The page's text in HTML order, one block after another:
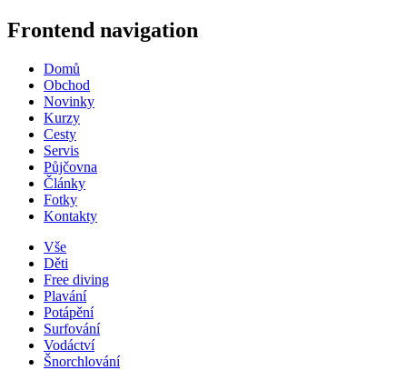
Frontend navigation
Domů
Obchod
Novinky
Kurzy
Cesty
Servis
Půjčovna
Články
Fotky
Kontakty
Vše
Děti
Free diving
Plavání
Potápění
Surfování
Vodáctví
Šnorchlování